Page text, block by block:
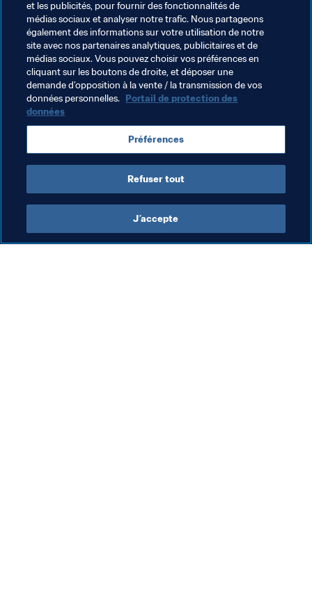
masculine en France. Qu’est-ce que cela a signifié pour
vous ?
J’ai commencé à arbitrer en Ligue 1 la saison dernière,
pour deux matches. C’est une vraie reconnaissance de
mes compétences et de mon travail. C’était aussi une
façon de montrer à toutes les jeunes filles que c’était
possible d’arriver à ce niveau-là en travaillant et en se
donnant les moyens d’y arriver.
et les publicités, pour fournir des fonctionnalités de
médias sociaux et analyser notre trafic. Nous partageons
également des informations sur votre utilisation de notre
site avec nos partenaires analytiques, publicitaires et de
médias sociaux. Vous pouvez choisir vos préférences en
cliquant sur les boutons de droite, et déposer une
demande d’opposition à la vente / la transmission de vos
données personnelles. Portail de protection des
données
Préférences
Refuser tout
J’accepte